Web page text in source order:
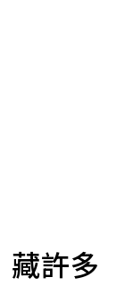
藏許多